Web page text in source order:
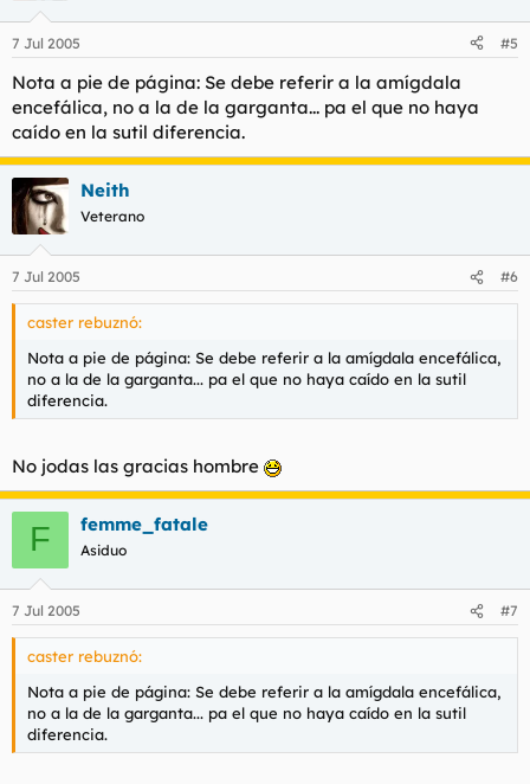
7 Jul 2005 #5
Nota a pie de página: Se debe referir a la amígdala
encefálica, no a la de la garganta... pa el que no haya
caído en la sutil diferencia.
Neith
Veterano
7 Jul 2005 #6
caster rebuznó:
Nota a pie de página: Se debe referir a la amígdala encefálica,
no a la de la garganta... pa el que no haya caído en la sutil
diferencia.
No jodas las gracias hombre
F femme_fatale
Asiduo
7 Jul 2005 #7
caster rebuznó:
Nota a pie de página: Se debe referir a la amígdala encefálica,
no a la de la garganta... pa el que no haya caído en la sutil
diferencia.